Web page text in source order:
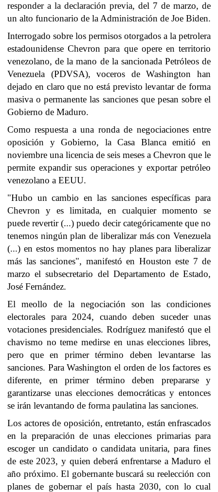
responder a la declaración previa, del 7 de marzo, de
un alto funcionario de la Administración de Joe Biden.
Interrogado sobre los permisos otorgados a la petrolera
estadounidense Chevron para que opere en territorio
venezolano, de la mano de la sancionada Petróleos de
Venezuela (PDVSA), voceros de Washington han
dejado en claro que no está previsto levantar de forma
masiva o permanente las sanciones que pesan sobre el
Gobierno de Maduro.
Como respuesta a una ronda de negociaciones entre
oposición y Gobierno, la Casa Blanca emitió en
noviembre una licencia de seis meses a Chevron que le
permite expandir sus operaciones y exportar petróleo
venezolano a EEUU.
"Hubo un cambio en las sanciones específicas para
Chevron y es limitada, en cualquier momento se
puede revertir (...) puedo decir categóricamente que no
tenemos ningún plan de liberalizar más con Venezuela
(...) en estos momentos no hay planes para liberalizar
más las sanciones", manifestó en Houston este 7 de
marzo el subsecretario del Departamento de Estado,
José Fernández.
El meollo de la negociación son las condiciones
electorales para 2024, cuando deben suceder unas
votaciones presidenciales. Rodríguez manifestó que el
chavismo no teme medirse en unas elecciones libres,
pero que en primer término deben levantarse las
sanciones. Para Washington el orden de los factores es
diferente, en primer término deben prepararse y
garantizarse unas elecciones democráticas y entonces
se irán levantando de forma paulatina las sanciones.
Los actores de oposición, entretanto, están enfrascados
en la preparación de unas elecciones primarias para
escoger un candidato o candidata unitaria, para fines
de este 2023, y quien deberá enfrentarse a Maduro el
año próximo. El gobernante buscará su reelección con
planes de gobernar el país hasta 2030, con lo cual